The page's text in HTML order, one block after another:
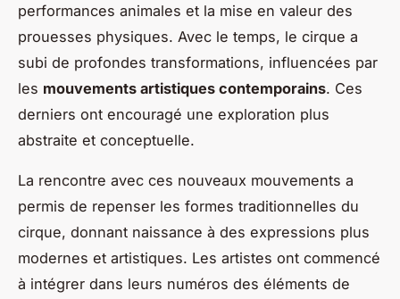
performances animales et la mise en valeur des
prouesses physiques. Avec le temps, le cirque a
subi de profondes transformations, influencées par
les mouvements artistiques contemporains. Ces
derniers ont encouragé une exploration plus
abstraite et conceptuelle.
La rencontre avec ces nouveaux mouvements a
permis de repenser les formes traditionnelles du
cirque, donnant naissance à des expressions plus
modernes et artistiques. Les artistes ont commencé
à intégrer dans leurs numéros des éléments de